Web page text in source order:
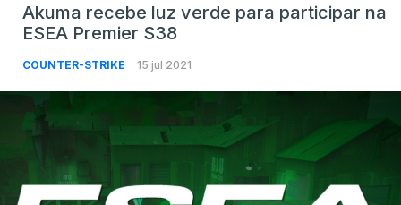
Akuma recebe luz verde para participar na
ESEA Premier S38
COUNTER-STRIKE 15 jul 2021